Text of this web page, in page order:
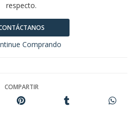
respecto.
Comprando
COMPARTIR